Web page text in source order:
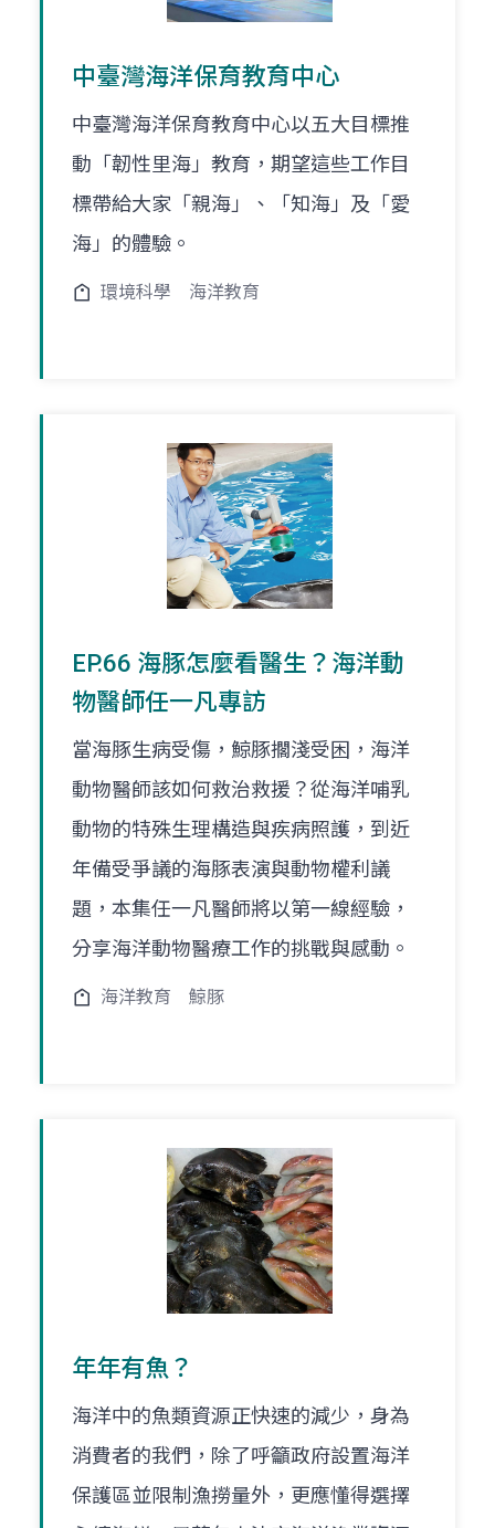
中臺灣海洋保育教育中心
中臺灣海洋保育教育中心以五大目標推
動「韌性里海」教育，期望這些工作目
標帶給大家「親海」、「知海」及「愛
海」的體驗。
環境科學 海洋教育
EP.66 海豚怎麼看醫生？海洋動
物醫師任一凡專訪
當海豚生病受傷，鯨豚擱淺受困，海洋
動物醫師該如何救治救援？從海洋哺乳
動物的特殊生理構造與疾病照護，到近
年備受爭議的海豚表演與動物權利議
題，本集任一凡醫師將以第一線經驗，
分享海洋動物醫療工作的挑戰與感動。
海洋教育 鯨豚
年年有魚？
海洋中的魚類資源正快速的減少，身為
消費者的我們，除了呼籲政府設置海洋
保護區並限制漁撈量外，更應懂得選擇